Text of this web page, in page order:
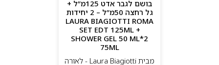
בושם לגבר אדט 125מ”ל +
גל רחצה 50מ”ל – 2 יחידות
LAURA BIAGIOTTI ROMA
SET EDT 125ML +
SHOWER GEL 50 ML*2
75ML
מבית Laura Biagiotti - לאורה